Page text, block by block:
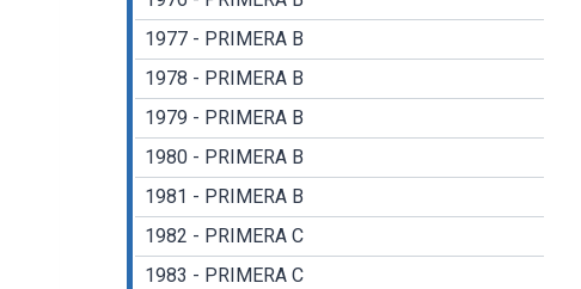
1977 - PRIMERA B
1978 - PRIMERA B
1979 - PRIMERA B
1980 - PRIMERA B
1981 - PRIMERA B
1982 - PRIMERA C
1983 - PRIMERA C